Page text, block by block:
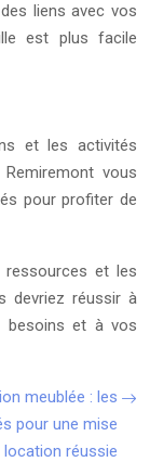
liens avec vos
est plus facile
et les activités
vous
pour profiter de
ressources et les
devriez réussir à
besoins et à vos
meublée : les
pour une mise
location réussie